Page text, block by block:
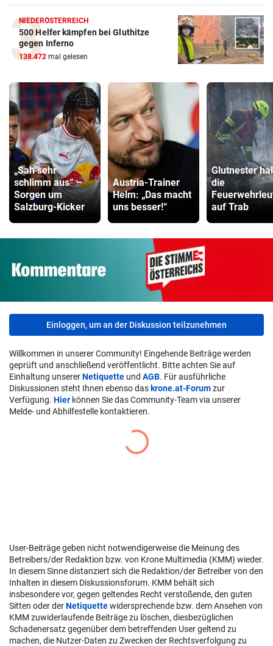
NIEDERÖSTERREICH
500 Helfer kämpfen bei Gluthitze
gegen Inferno
138.472 mal gelesen
„Sah sehr
schlimm aus“ –
Sorgen um
Salzburg-Kicker
Austria-Trainer
Helm: „Das macht
uns besser!“
Glutnester
die
auf Trab
Einloggen, um an der Diskussion teilzunehmen
Willkommen in unserer Community! Eingehende Beiträge werden
geprüft und anschließend veröffentlicht. Bitte achten Sie auf
Einhaltung unsererNetiquette und AGB. Für ausführliche
Diskussionen steht Ihnen ebenso das krone.at-Forumzur
Verfügung. Hier können Sie das Community-Team via unserer
Melde- und Abhilfestelle kontaktieren.
User-Beiträge geben nicht notwendigerweise die Meinung des
Betreibers/der Redaktion bzw. von Krone Multimedia (KMM) wieder.
In diesem Sinne distanziert sich die Redaktion/der Betreiber von den
Inhalten in diesem Diskussionsforum. KMM behält sich
insbesondere vor, gegen geltendes Recht verstoßende, den guten
Sitten oder derNetiquettewidersprechende bzw. dem Ansehen von
KMM zuwiderlaufende Beiträge zu löschen, diesbezüglichen
Schadenersatz gegenüber dem betreffenden User geltend zu
machen, die Nutzer-Daten zu Zwecken der Rechtsverfolgung zu